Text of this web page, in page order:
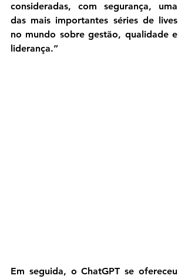
consideradas, com segurança, uma
das mais importantes séries de lives
no mundo sobre gestão, qualidade e
liderança.”
Em seguida, o ChatGPT se ofereceu